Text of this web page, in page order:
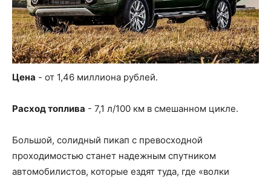
Цена - от 1,46 миллиона рублей.
Расход топлива - 7,1 л/100 км в смешанном цикле.
Большой, солидный пикап с превосходной
проходимостью станет надежным спутником
автомобилистов, которые ездят туда, где «волки